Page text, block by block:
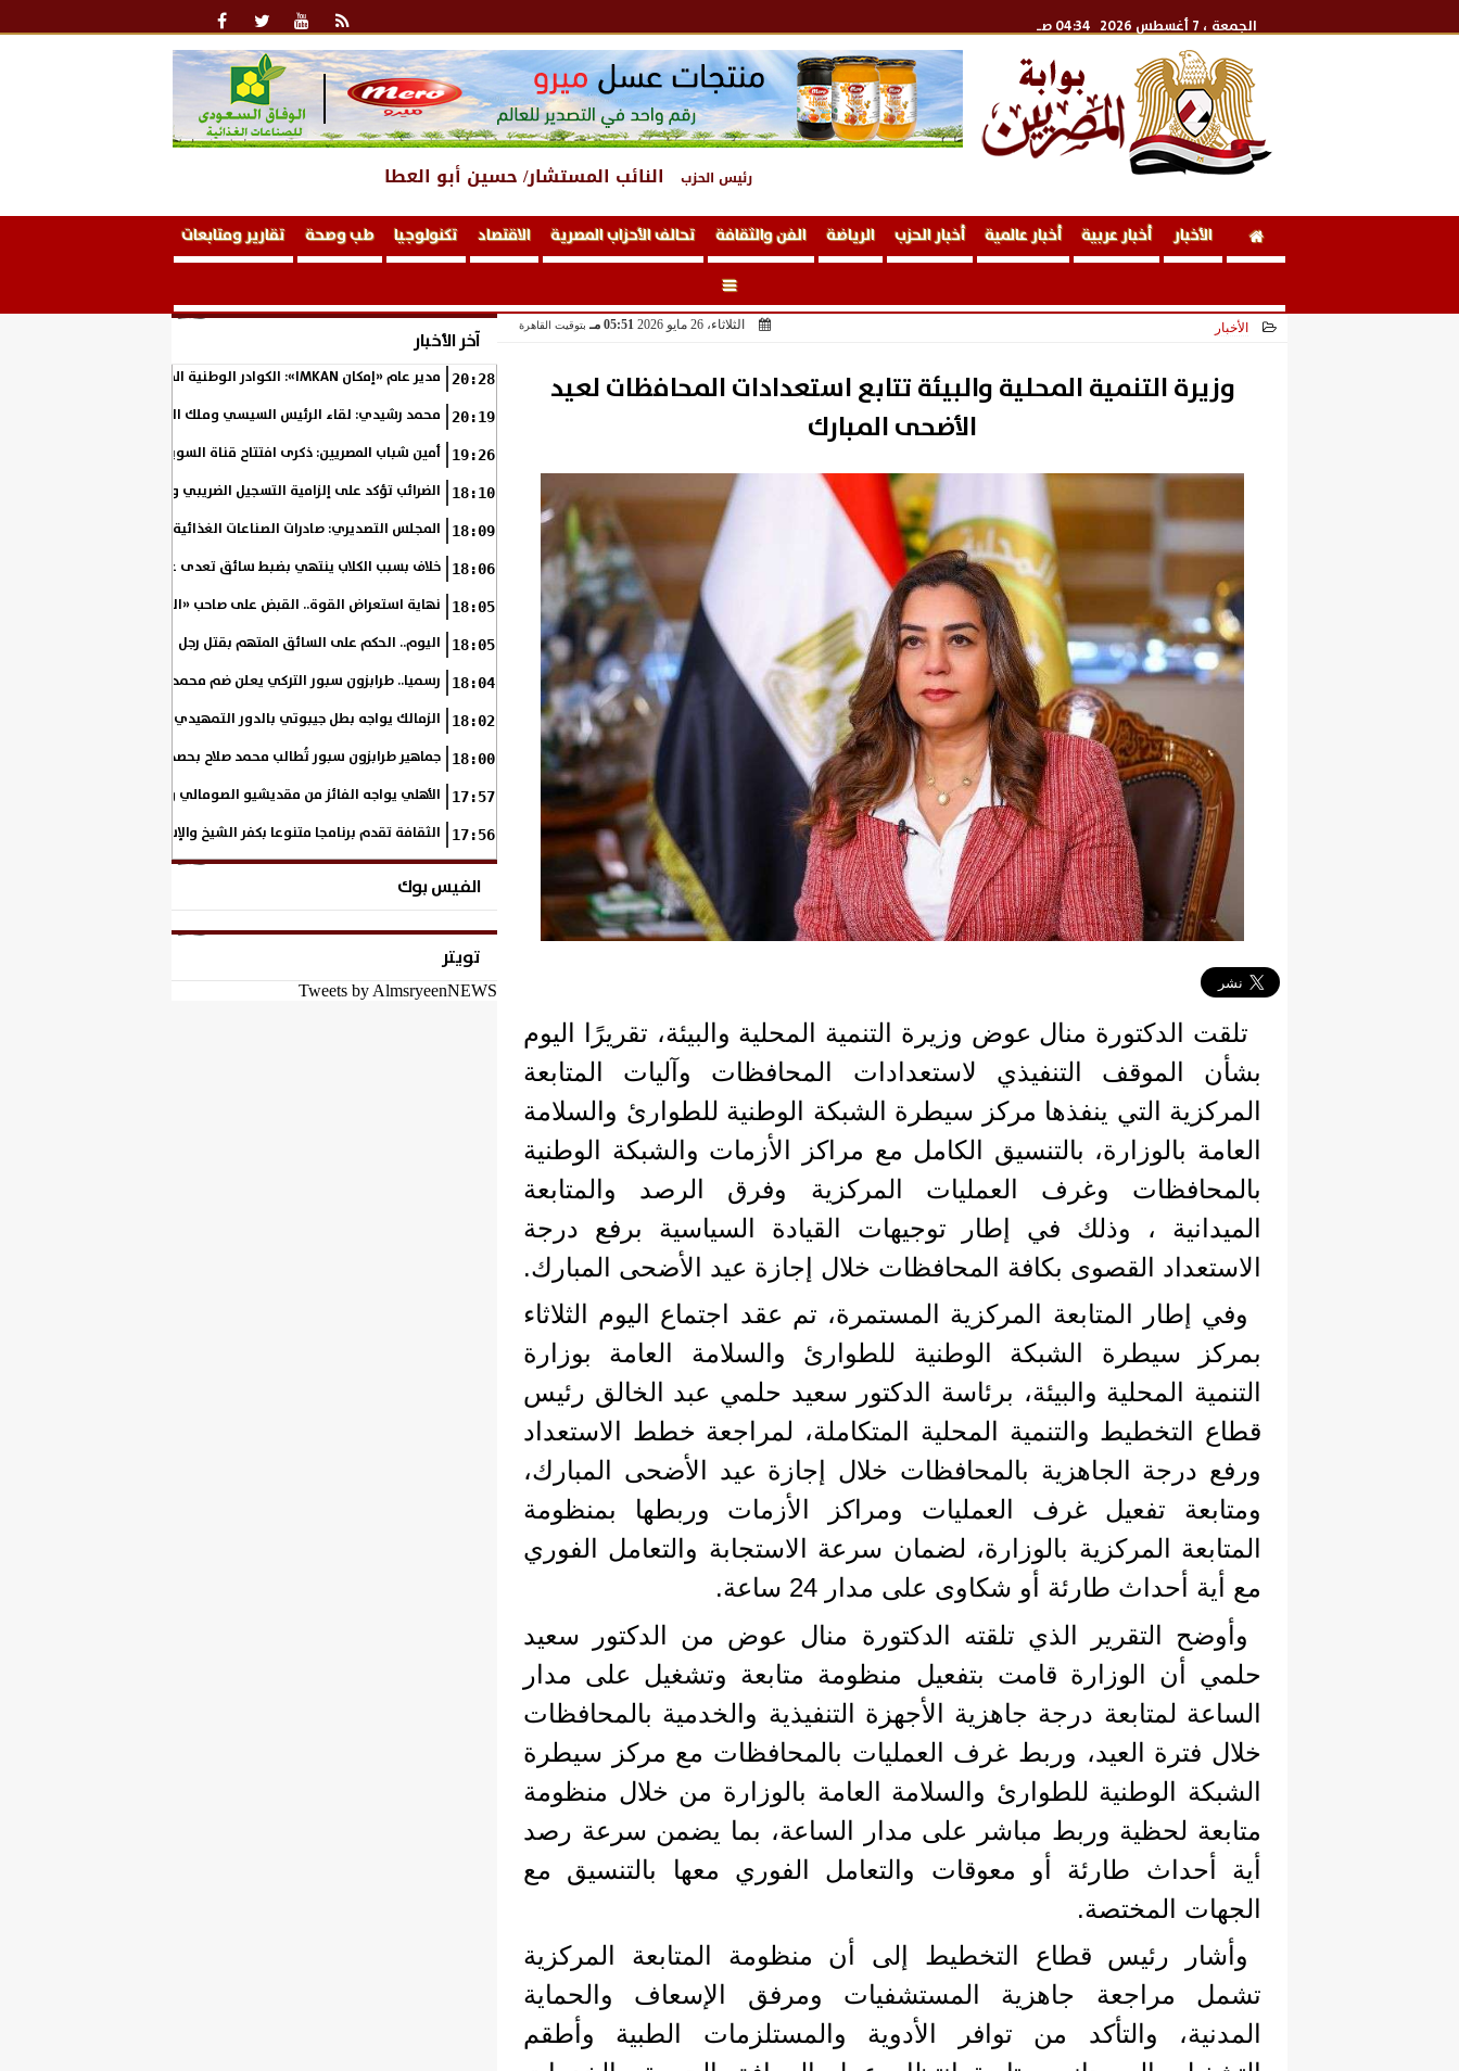
الجمعة ، 7 أغسطس 2026 04:34 صـ
رئيس الحزب النائب المستشار/ حسين أبو العطا
الأخبار أخبار عربية أخبار عالمية أخبار الحزب الرياضة الفن والثقافة تحالف الأحزاب المصرية الاقتصاد تكنولوجيا طب وصحة تقارير ومتابعات
الأخبار الثلاثاء، 26 مايو 2026 05:51 مـ بتوقيت القاهرة
وزيرة التنمية المحلية والبيئة تتابع استعدادات المحافظات لعيد
الأضحى المبارك
تلقت الدكتورة منال عوض وزيرة التنمية المحلية والبيئة، تقريرًا اليوم
بشأن الموقف التنفيذي لاستعدادات المحافظات وآليات المتابعة
المركزية التي ينفذها مركز سيطرة الشبكة الوطنية للطوارئ والسلامة
العامة بالوزارة، بالتنسيق الكامل مع مراكز الأزمات والشبكة الوطنية
بالمحافظات وغرف العمليات المركزية وفرق الرصد والمتابعة
الميدانية ، وذلك في إطار توجيهات القيادة السياسية برفع درجة
الاستعداد القصوى بكافة المحافظات خلال إجازة عيد الأضحى المبارك.
وفي إطار المتابعة المركزية المستمرة، تم عقد اجتماع اليوم الثلاثاء
بمركز سيطرة الشبكة الوطنية للطوارئ والسلامة العامة بوزارة
التنمية المحلية والبيئة، برئاسة الدكتور سعيد حلمي عبد الخالق رئيس
قطاع التخطيط والتنمية المحلية المتكاملة، لمراجعة خطط الاستعداد
ورفع درجة الجاهزية بالمحافظات خلال إجازة عيد الأضحى المبارك،
ومتابعة تفعيل غرف العمليات ومراكز الأزمات وربطها بمنظومة
المتابعة المركزية بالوزارة، لضمان سرعة الاستجابة والتعامل الفوري
مع أية أحداث طارئة أو شكاوى على مدار 24 ساعة.
وأوضح التقرير الذي تلقته الدكتورة منال عوض من الدكتور سعيد
حلمي أن الوزارة قامت بتفعيل منظومة متابعة وتشغيل على مدار
الساعة لمتابعة درجة جاهزية الأجهزة التنفيذية والخدمية بالمحافظات
خلال فترة العيد، وربط غرف العمليات بالمحافظات مع مركز سيطرة
الشبكة الوطنية للطوارئ والسلامة العامة بالوزارة من خلال منظومة
متابعة لحظية وربط مباشر على مدار الساعة، بما يضمن سرعة رصد
أية أحداث طارئة أو معوقات والتعامل الفوري معها بالتنسيق مع
الجهات المختصة.
وأشار رئيس قطاع التخطيط إلى أن منظومة المتابعة المركزية
تشمل مراجعة جاهزية المستشفيات ومرفق الإسعاف والحماية
المدنية، والتأكد من توافر الأدوية والمستلزمات الطبية وأطقم
آخر الأخبار
20:28 مدير عام «إمكان IMKAN»: الكوادر الوطنية المؤهلة هي الثروة الحقيقية لمستقبل التنمية في مصر
20:19 محمد رشيدي: لقاء الرئيس السيسي وملك البحرين يؤكد قيادة مصر لتعزيز
19:26 أمين شباب المصريين: ذكرى افتتاح قناة السويس الجديدة تجسد رؤية
18:10 الضرائب تؤكد على إلزامية التسجيل الضريبي والفاتورة الإلكترونية لجميع
18:09 المجلس التصديري: صادرات الصناعات الغذائية إلى الاتحاد الأوروبي ترتفع 15.4% خلال النصف الأول من 2026
18:06 خلاف بسبب الكلاب ينتهي بضبط سائق تعدى على سيدة بالإسكندرية
18:05 نهاية استعراض القوة.. القبض على صاحب «السنجة» في المنوفية
18:05 اليوم.. الحكم على السائق المتهم بقتل رجل وحفيدته وإصابة 11 آخرين
18:04 رسميا.. طرابزون سبور التركي يعلن ضم محمد صلاح حتى عام 2028
18:02 الزمالك يواجه بطل جيبوتي بالدور التمهيدي من بطولة إفريقيا
18:00 جماهير طرابزون سبور تُطالب محمد صلاح بحصد لقب الدوري التركي
17:57 الأهلي يواجه الفائز من مقديشيو الصومالي وكيتارا الأوغندي
17:56 الثقافة تقدم برنامجا متنوعا بكفر الشيخ والإسكندرية وأسوان
الفيس بوك
تويتر
Tweets by AlmsryeenNEWS